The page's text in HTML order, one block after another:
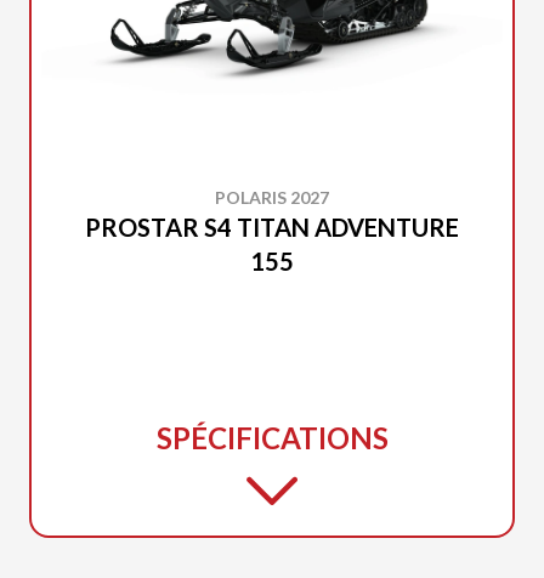
POLARIS 2027
PROSTAR S4 TITAN ADVENTURE
155
SPÉCIFICATIONS